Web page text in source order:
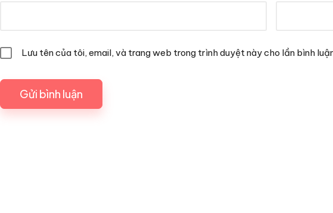
Lưu tên của tôi, email, và trang web trong trình duyệt này cho lần bình